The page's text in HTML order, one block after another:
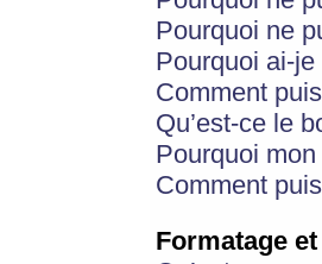
Pourquoi ne
Pourquoi ai-
Comment
Qu’est-ce le
Pourquoi
Comment
Formatage